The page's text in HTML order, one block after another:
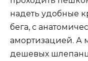
надеть удобные
бега, с
амортизацией. А
дешевых